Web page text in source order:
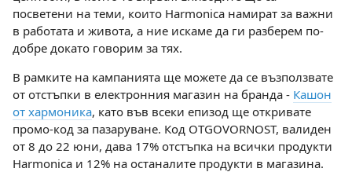
посветени на теми, които Harmonica намират за важни
в работата и живота, а ние искаме да ги разберем по-
добре докато говорим за тях.
В рамките на кампанията ще можете да се възползвате
от отстъпки в електронния магазин на бранда - Кашон
от хармоника, като във всеки епизод ще откривате
промо-код за пазаруване. Код OTGOVORNOST, валиден
от 8 до 22 юни, дава 17% отстъпка на всички продукти
Harmonica и 12% на останалите продукти в магазина.